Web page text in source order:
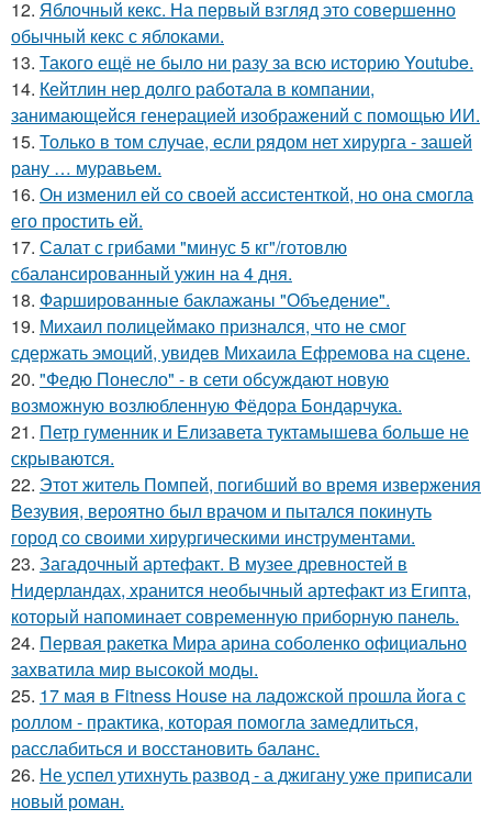
12. Яблочный кекс. На первый взгляд это совершенно
обычный кекс с яблоками.
13. Такого ещё не было ни разу за всю историю Youtube.
14. Кейтлин нер долго работала в компании,
занимающейся генерацией изображений с помощью ИИ.
15. Только в том случае, если рядом нет хирурга - зашей
рану … муравьем.
16. Он изменил ей со своей ассистенткой, но она смогла
его простить ей.
17. Салат с грибами "минус 5 кг"/готовлю
сбалансированный ужин на 4 дня.
18. Фаршированные баклажаны "Объедение".
19. Михаил полицеймако признался, что не смог
сдержать эмоций, увидев Михаила Ефремова на сцене.
20. "Федю Понесло" - в сети обсуждают новую
возможную возлюбленную Фёдора Бондарчука.
21. Петр гуменник и Елизавета туктамышева больше не
скрываются.
22. Этот житель Помпей, погибший во время извержения
Везувия, вероятно был врачом и пытался покинуть
город со своими хирургическими инструментами.
23. Загадочный артефакт. В музее древностей в
Нидерландах, хранится необычный артефакт из Египта,
который напоминает современную приборную панель.
24. Первая ракетка Мира арина соболенко официально
захватила мир высокой моды.
25. 17 мая в Fitness House на ладожской прошла йога с
роллом - практика, которая помогла замедлиться,
расслабиться и восстановить баланс.
26. Не успел утихнуть развод - а джигану уже приписали
новый роман.